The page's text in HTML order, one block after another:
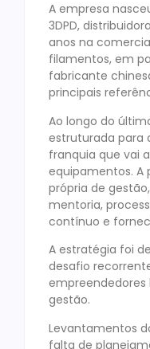
A empresa
3DPD,
anos na
filamentos, em
fabricante
principais
Ao longo do
estruturada para
franquia que vai
equipamentos. A
própria de
mentoria,
contínuo e
A estratégia foi
desafio
empreendedores
gestão.
Levantamentos
falta de